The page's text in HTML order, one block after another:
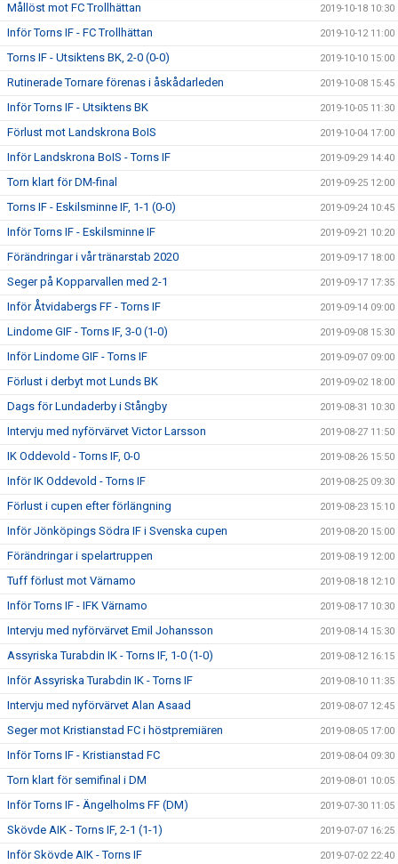
Mållöst mot FC Trollhättan 2019-10-18 10:30
Inför Torns IF - FC Trollhättan 2019-10-12 11:00
Torns IF - Utsiktens BK, 2-0 (0-0) 2019-10-10 15:00
Rutinerade Tornare förenas i åskådarleden 2019-10-08 15:45
Inför Torns IF - Utsiktens BK 2019-10-05 11:30
Förlust mot Landskrona BoIS 2019-10-04 17:00
Inför Landskrona BoIS - Torns IF 2019-09-29 14:40
Torn klart för DM-final 2019-09-25 12:00
Torns IF - Eskilsminne IF, 1-1 (0-0) 2019-09-24 10:45
Inför Torns IF - Eskilsminne IF 2019-09-21 10:20
Förändringar i vår tränarstab 2020 2019-09-17 18:00
Seger på Kopparvallen med 2-1 2019-09-17 17:35
Inför Åtvidabergs FF - Torns IF 2019-09-14 09:00
Lindome GIF - Torns IF, 3-0 (1-0) 2019-09-08 15:30
Inför Lindome GIF - Torns IF 2019-09-07 09:00
Förlust i derbyt mot Lunds BK 2019-09-02 18:00
Dags för Lundaderby i Stångby 2019-08-31 10:30
Intervju med nyförvärvet Victor Larsson 2019-08-27 11:50
IK Oddevold - Torns IF, 0-0 2019-08-26 15:50
Inför IK Oddevold - Torns IF 2019-08-25 09:30
Förlust i cupen efter förlängning 2019-08-23 15:10
Inför Jönköpings Södra IF i Svenska cupen 2019-08-20 15:00
Förändringar i spelartruppen 2019-08-19 12:00
Tuff förlust mot Värnamo 2019-08-18 12:10
Inför Torns IF - IFK Värnamo 2019-08-17 10:30
Intervju med nyförvärvet Emil Johansson 2019-08-14 15:30
Assyriska Turabdin IK - Torns IF, 1-0 (1-0) 2019-08-12 16:15
Inför Assyriska Turabdin IK - Torns IF 2019-08-10 11:35
Intervju med nyförvärvet Alan Asaad 2019-08-07 12:45
Seger mot Kristianstad FC i höstpremiären 2019-08-05 17:00
Inför Torns IF - Kristianstad FC 2019-08-04 09:30
Torn klart för semifinal i DM 2019-08-01 10:05
Inför Torns IF - Ängelholms FF (DM) 2019-07-30 11:05
Skövde AIK - Torns IF, 2-1 (1-1) 2019-07-07 16:25
Inför Skövde AIK - Torns IF 2019-07-02 22:40